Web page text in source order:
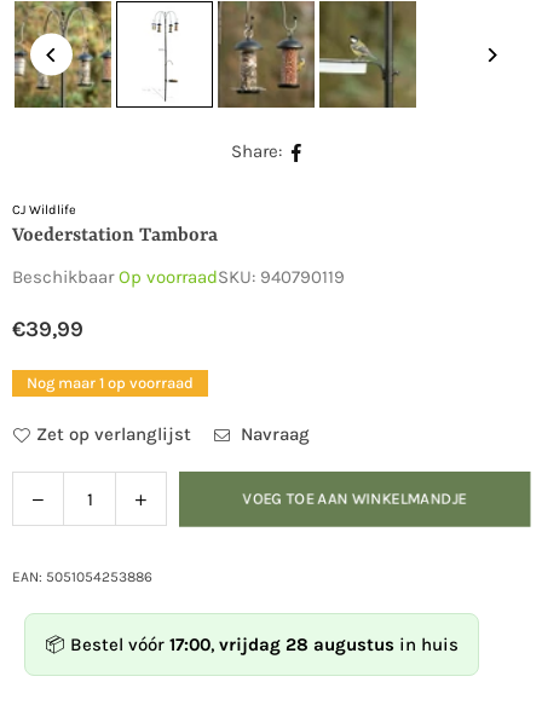
Share:
CJ Wildlife
Voederstation Tambora
BeschikbaarOp voorraadSKU: 940790119
Normale
prijs
€39,99
Nog maar 1 op voorraad
Zet op verlanglijst Navraag
Hoeveelheid
Verlaag
de
voor
Tambora
Verhoog
de
voor
Tambora
VOEG TOE AAN WINKELMANDJE
EAN: 5051054253886
📦 Bestel vóór 17:00, vrijdag 28 augustus in huis